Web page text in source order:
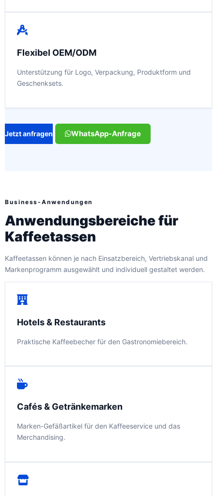
Flexibel OEM/ODM
Unterstützung für Logo, Verpackung, Produktform und
Geschenksets.
Jetzt anfragen WhatsApp-Anfrage
Business-Anwendungen
Anwendungsbereiche für
Kaffeetassen
Kaffeetassen können je nach Einsatzbereich, Vertriebskanal und
Markenprogramm ausgewählt und individuell gestaltet werden.
Hotels & Restaurants
Praktische Kaffeebecher für den Gastronomiebereich.
Cafés & Getränkemarken
Marken-Gefäßartikel für den Kaffeeservice und das
Merchandising.